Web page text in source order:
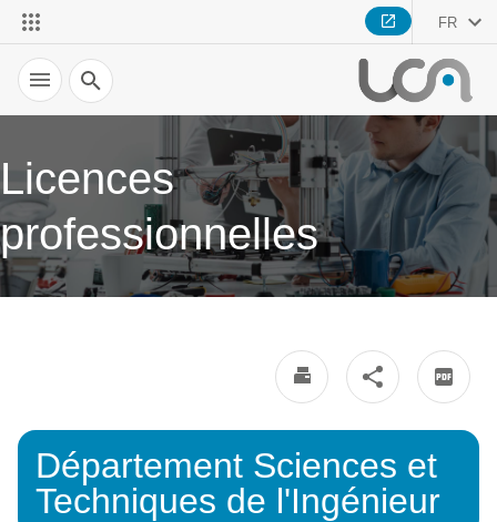
FR
Recherche
Licences
professionnelles
Département Sciences et
Techniques de l'Ingénieur